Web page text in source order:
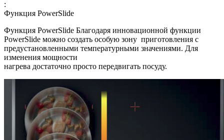
:
Функция PowerSlide
Функция PowerSlide Благодаря инновационной функции
PowerSlide можно создать особую зону приготовления с
предустановленными температурными значениями. Для
изменения мощности
нагрева достаточно просто передвигать посуду.